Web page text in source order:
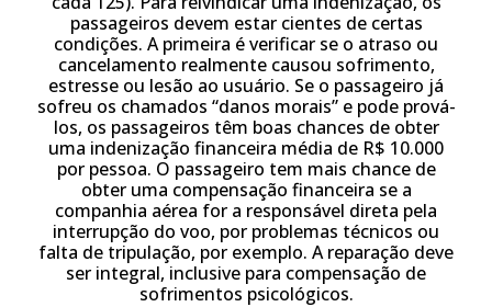
passageiros devem estar cientes de certas
condições. A primeira é verificar se o atraso ou
cancelamento realmente causou sofrimento,
estresse ou lesão ao usuário. Se o passageiro já
sofreu os chamados “danos morais” e pode prová-
los, os passageiros têm boas chances de obter
uma indenização financeira média de R$ 10.000
por pessoa. O passageiro tem mais chance de
obter uma compensação financeira se a
companhia aérea for a responsável direta pela
interrupção do voo, por problemas técnicos ou
falta de tripulação, por exemplo. A reparação deve
ser integral, inclusive para compensação de
sofrimentos psicológicos.